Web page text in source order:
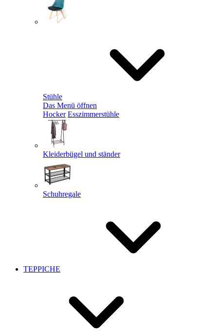
Stühle
Das Menü öffnen
Hocker Esszimmerstühle
Kleiderbügel und ständer
Schuhregale
TEPPICHE